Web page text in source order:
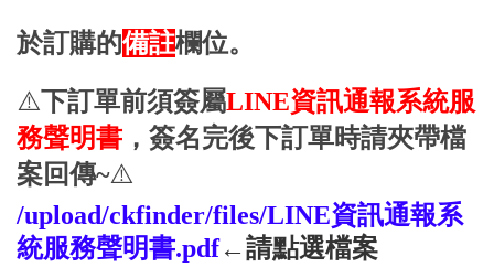
於訂購的備註欄位。
⚠️下訂單前須簽屬LINE資訊通報系統服
務聲明書 ，簽名完後下訂單時請夾帶檔
案回傳~⚠️
/upload/ckfinder/files/LINE資訊通報系
統服務聲明書.pdf←請點選檔案